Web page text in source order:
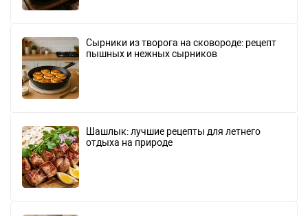
Сырники из творога на сковороде: рецепт
пышных и нежных сырников
Шашлык: лучшие рецепты для летнего
отдыха на природе